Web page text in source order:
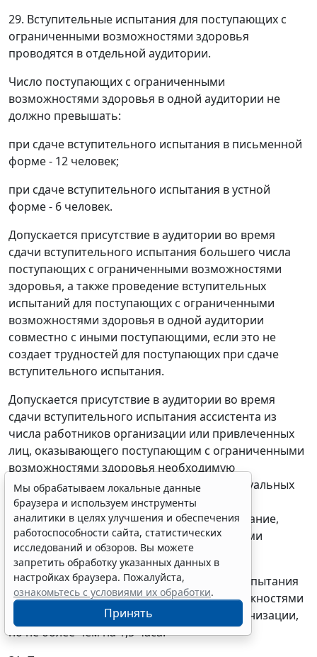
29. Вступительные испытания для поступающих с
ограниченными возможностями здоровья
проводятся в отдельной аудитории.
Число поступающих с ограниченными
возможностями здоровья в одной аудитории не
должно превышать:
при сдаче вступительного испытания в письменной
форме - 12 человек;
при сдаче вступительного испытания в устной
форме - 6 человек.
Допускается присутствие в аудитории во время
сдачи вступительного испытания большего числа
поступающих с ограниченными возможностями
здоровья, а также проведение вступительных
испытаний для поступающих с ограниченными
возможностями здоровья в одной аудитории
совместно с иными поступающими, если это не
создает трудностей для поступающих при сдаче
вступительного испытания.
Допускается присутствие в аудитории во время
сдачи вступительного испытания ассистента из
числа работников организации или привлеченных
лиц, оказывающего поступающим с ограниченными
возможностями здоровья необходимую
техническую помощь с учетом их индивидуальных
особенностей (занять рабочее место,
передвигаться, прочитать и оформить задание,
общаться с преподавателями, проводящими
вступительное испытание).
30. Продолжительность вступительного испытания
для поступающих с ограниченными возможностями
здоровья увеличивается по решению организации,
но не более чем на 1,5 часа.
Мы обрабатываем локальные данные
браузера и используем инструменты
аналитики в целях улучшения и обеспечения
работоспособности сайта, статистических
исследований и обзоров. Вы можете
запретить обработку указанных данных в
настройках браузера. Пожалуйста,
ознакомьтесь с условиями их обработки.
Принять